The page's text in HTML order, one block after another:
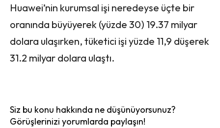
Huawei’nin kurumsal işi neredeyse üçte bir
oranında büyüyerek (yüzde 30) 19.37 milyar
dolara ulaşırken, tüketici işi yüzde 11,9 düşerek
31.2 milyar dolara ulaştı.
Siz bu konu hakkında ne düşünüyorsunuz?
Görüşlerinizi yorumlarda paylaşın!